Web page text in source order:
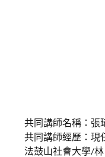
共同講師名稱：張
共同講師經歷：
法鼓山社會大學/